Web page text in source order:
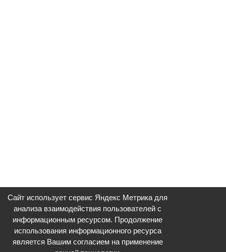
Сайт использует сервис Яндекс Метрика для
анализа взаимодействия пользователей с
информационным ресурсом. Продолжение
использования информационного ресурса
является Вашим согласием на применение